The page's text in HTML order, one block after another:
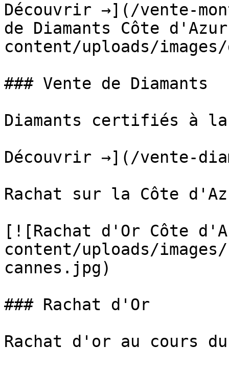
Découvrir →](/vente-
de Diamants Côte
content/uploads/
### Vente de Diamants
Diamants certifiés à
Découvrir →](/vente-
Rachat sur la Côte
[![Rachat d'Or Côte
content/uploads/
cannes.jpg)
### Rachat d'Or
Rachat d'or au cours